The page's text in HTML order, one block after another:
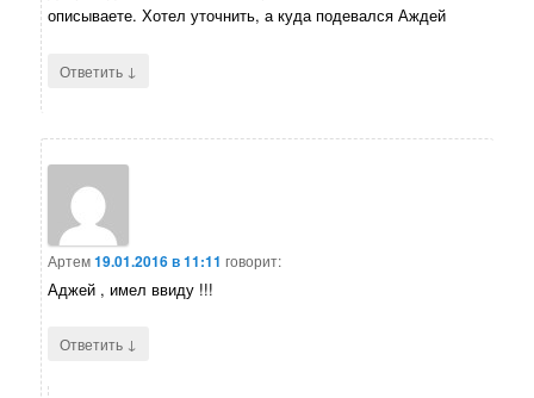
описываете. Хотел уточнить, а куда подевался Аждей
Ответить ↓
Артем19.01.2016 в 11:11 говорит:
Аджей , имел ввиду !!!
Ответить ↓